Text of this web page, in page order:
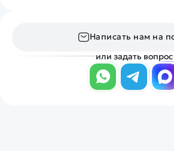
Написать нам на
или задать вопрос